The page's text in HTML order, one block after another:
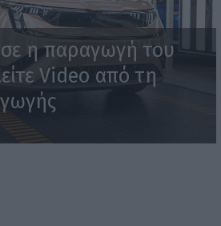
η παραγωγή του
Video από τη